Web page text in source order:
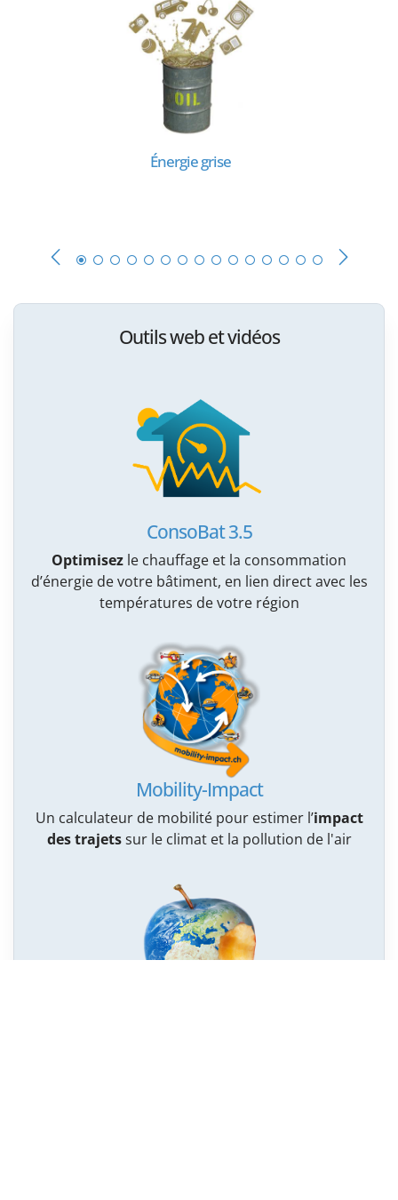
Énergie grise
Outils web et vidéos
ConsoBat 3.5
Optimisez le chauffage et la consommation
d’énergie de votre bâtiment, en lien direct avec les
températures de votre région
Mobility-Impact
Un calculateur de mobilité pour estimer l’impact
des trajetssur le climat et la pollution de l'air